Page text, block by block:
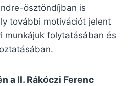
ösztöndíjban is
további motivációt jelent
munkájuk folytatásában és
a II. Rákóczi Ferenc